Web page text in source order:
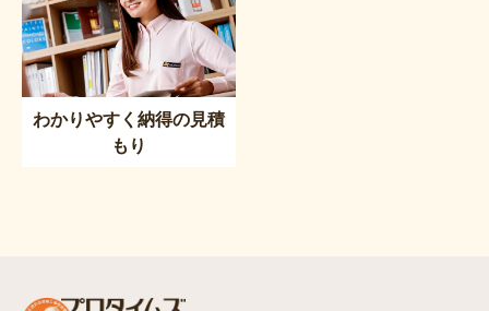
わかりやすく納得の見積
もり